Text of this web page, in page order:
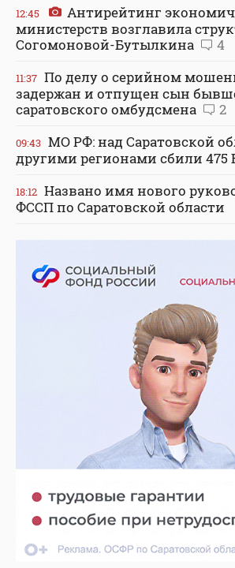
12:45
Антирейтинг
министерств возглавила
Согомоновой-Бутылкина
4
11:37 По делу о серийном
задержан и отпущен сын
саратовского омбудсмена
2
09:43 МО РФ: над Саратовской
другими регионами сбили
18:12 Названо имя нового
ФССП по Саратовской области